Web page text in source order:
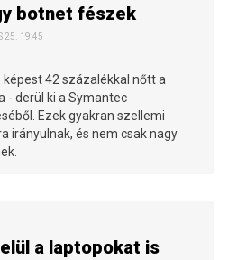
botnet fészek
25. 19:45
42 százalékkal nőtt a
- derül ki a Symantec
Ezek gyakran szellemi
irányulnak, és nem csak nagy
a laptopokat is